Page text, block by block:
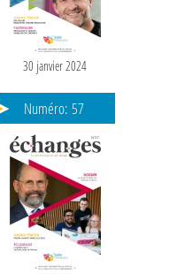
30 janvier 2024
Numéro: 57